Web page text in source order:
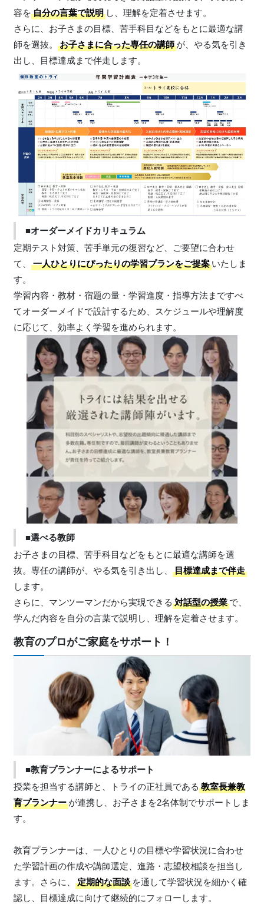
容を 自分の言葉で説明し、理解を定着させます。
さらに、お子さまの目標、苦手科目などをもとに最適な講
師を選抜。
お子さまに合った専任の講師が、やる気を引き
出し、目標達成まで伴走します。
■オーダーメイドカリキュラム
定期テスト対策、苦手単元の復習など、ご要望に合わせ
て、
一人ひとりにぴったりの学習プランをご提案いたしま
す。
学習内容・教材・宿題の量・学習進度・指導方法まですべ
てオーダーメイドで設計するため、スケジュールや理解度
に応じて、効率よく学習を進められます。
■選べる教師
お子さまの目標、苦手科目などをもとに最適な講師を選
抜。専任の講師が、やる気を引き出し、
目標達成まで伴走
します。
さらに、マンツーマンだから実現できる 対話型の授業で、
学んだ内容を自分の言葉で説明し、理解を定着させます。
教育のプロがご家庭をサポート！
■教育プランナーによるサポート
授業を担当する講師と、トライの正社員である 教室長兼教
育プランナーが連携し、お子さまを2名体制でサポートしま
す。
教育プランナーは、一人ひとりの目標や学習状況に合わせ
た学習計画の作成や講師選定、進路・志望校相談を担当し
ます。さらに、
定期的な面談を通して学習状況を細かく確
認し、目標達成に向けて継続的にフォローします。